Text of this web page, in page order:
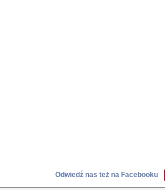
Odwiedź nas też na Facebooku